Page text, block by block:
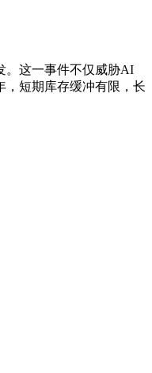
。这一事件不仅威胁AI
，短期库存缓冲有限，长